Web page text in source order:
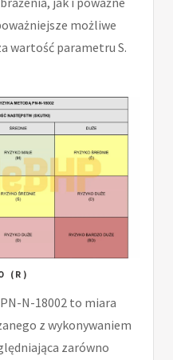
możliwe
wartość parametru S.
(R)
N-18002 to miara
z wykonywaniem
zarówno